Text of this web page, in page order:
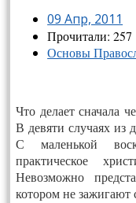
09 Апр, 2011
Прочитали: 257
Основы
Что делает сначала
В девяти случаях из
С маленькой
практическое
Невозможно
котором не